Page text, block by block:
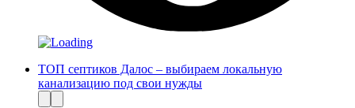
ТОП септиков Далос – выбираем локальную
канализацию под свои нужды